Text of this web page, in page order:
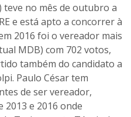
teve no mês de outubro a
e está apto a concorrer à
2016 foi o vereador mais
MDB) com 702 votos,
também do candidato a
Paulo César tem
de ser vereador,
e 2016 onde